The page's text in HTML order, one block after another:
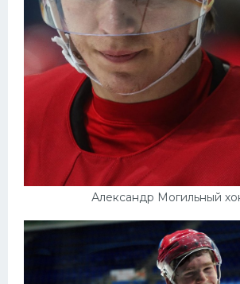
Александр Могильный